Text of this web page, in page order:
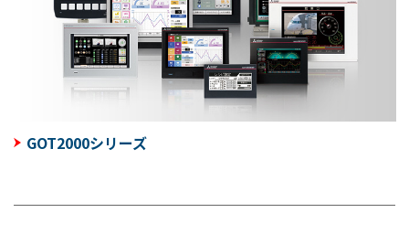
GOT2000シリーズ